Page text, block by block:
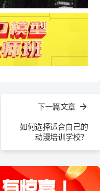
下一篇文章
如何选择适合自己的
动漫培训学校？